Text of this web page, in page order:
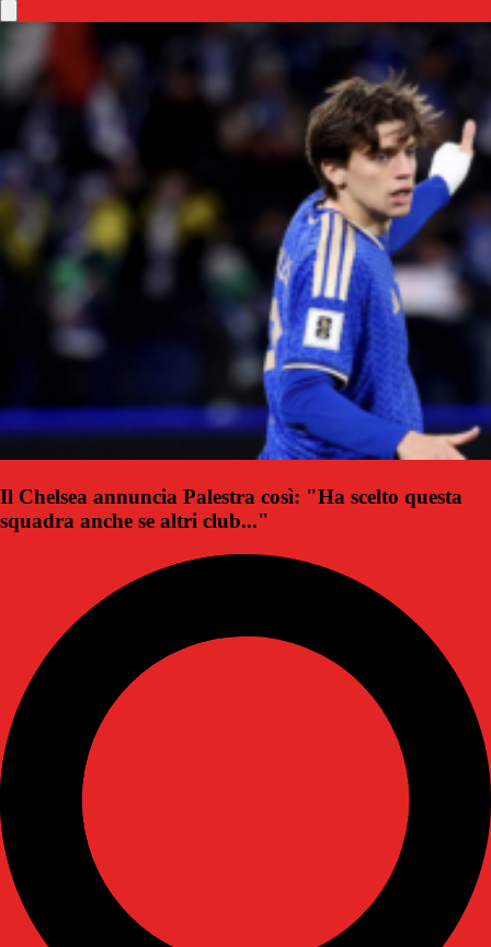
Il Chelsea annuncia Palestra così: "Ha scelto questa
squadra anche se altri club..."